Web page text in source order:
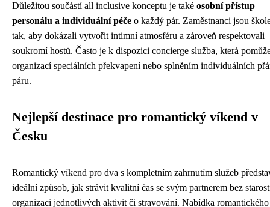
Důležitou součástí all inclusive konceptu je také osobní přístup
personálu a individuální péče o každý pár. Zaměstnanci jsou
tak, aby dokázali vytvořit intimní atmosféru a zároveň respektovali
soukromí hostů. Často je k dispozici concierge služba, která
organizací speciálních překvapení nebo splněním individuálních
páru.
Nejlepší destinace pro romantický víkend v
Česku
Romantický víkend pro dva s kompletním zahrnutím služeb
ideální způsob, jak strávit kvalitní čas se svým partnerem bez
organizaci jednotlivých aktivit či stravování. Nabídka romantického